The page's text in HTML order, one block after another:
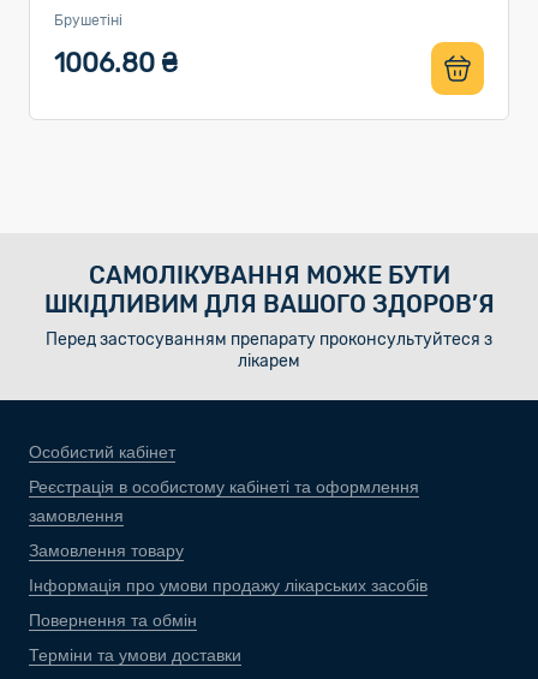
Брушетіні
1006.80 ₴
САМОЛІКУВАННЯ МОЖЕ БУТИ
ШКІДЛИВИМ ДЛЯ ВАШОГО ЗДОРОВ’Я
Перед застосуванням препарату проконсультуйтеся з
лікарем
Особистий кабінет
Реєстрація в особистому кабінеті та оформлення
замовлення
Замовлення товару
Інформація про умови продажу лікарських засобів
Повернення та обмін
Терміни та умови доставки